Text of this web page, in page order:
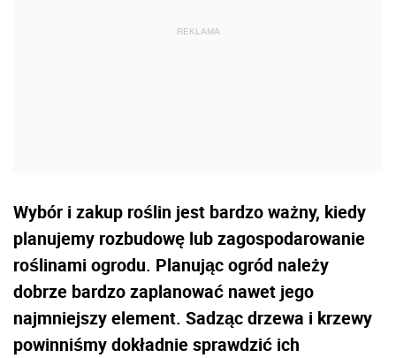
Wybór i zakup roślin jest bardzo ważny, kiedy
planujemy rozbudowę lub zagospodarowanie
roślinami ogrodu. Planując ogród należy
dobrze bardzo zaplanować nawet jego
najmniejszy element. Sadząc drzewa i krzewy
powinniśmy dokładnie sprawdzić ich